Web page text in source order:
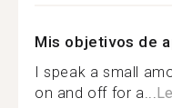
Mis objetivos de
I speak a small
on and off for a...